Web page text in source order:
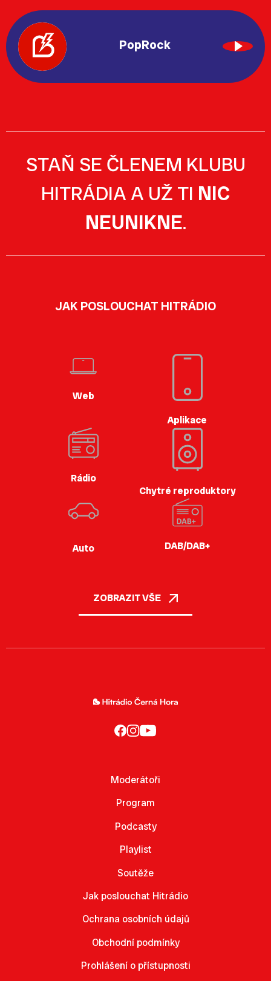
PopRock
STAŇ SE ČLENEM KLUBU
HITRÁDIA A UŽ TI NIC
NEUNIKNE.
JAK POSLOUCHAT HITRÁDIO
Web
Aplikace
Rádio
Chytré reproduktory
Auto DAB/DAB+
ZOBRAZIT VŠE
Moderátoři
Program
Podcasty
Playlist
Soutěže
Jak poslouchat Hitrádio
Ochrana osobních údajů
Obchodní podmínky
Prohlášení o přístupnosti